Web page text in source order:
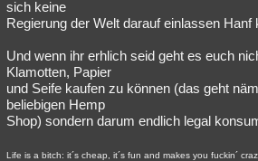
sich keine
Regierung der Welt darauf einlassen Hanf
Und wenn ihr erhlich seid geht es euch
Klamotten, Papier
und Seife kaufen zu können (das geht
beliebigen Hemp
Shop) sondern darum endlich legal
Life is a bitch: it´s cheap, it´s fun and makes you fuckin´